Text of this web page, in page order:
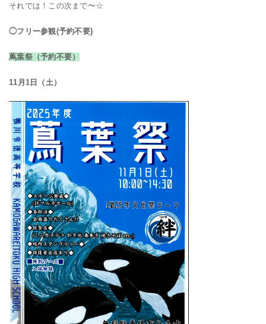
それでは！この次まで〜☆
◯フリー参観(予約不要)
蔦葉祭（予約不要）
11月1日（土）